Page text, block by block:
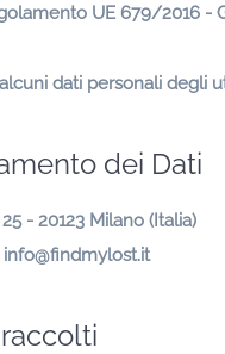
UE 679/2016 -
dati personali degli
dei Dati
- 20123 Milano (Italia)
info@findmylost.it